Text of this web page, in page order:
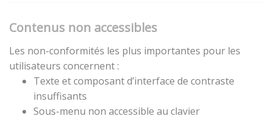
Contenus non accessibles
Les non-conformités les plus importantes pour les
utilisateurs concernent :
Texte et composant d’interface de contraste
insuffisants
Sous-menu non accessible au clavier